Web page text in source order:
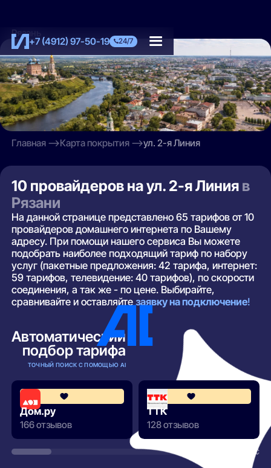
+7 (4912) 97-50-19 24/7
Рязань
Главная Карта покрытия ул. 2-я Линия
10 провайдеров на ул. 2-я Линия в
Рязани
На данной странице представлено 65 тарифов от 10
провайдеров домашнего интернета по Вашему
адресу. При помощи нашего сервиса Вы можете
подобрать наиболее подходящий тариф по набору
услуг (пакетные предложения: 42 тарифа, интернет:
59 тарифов, телевидение: 40 тарифов), по скорости
соединения, а так же - по цене. Выбирайте,
сравнивайте и оставляйтезаявку на подключение!
Автоматический
подбор тарифа
ТОЧНЫЙ ПОИСК С ПОМОЩЬЮ AI
4.3
Дом.ру
166 отзывов
ТТК
128 отзывов